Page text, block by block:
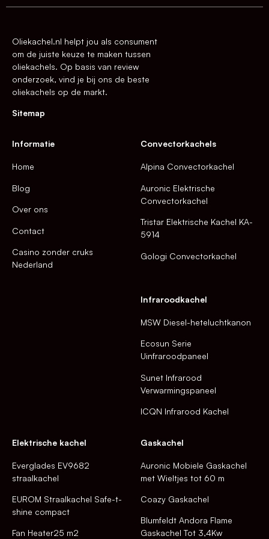
Oliekachel.nl helpt jou als consument
om de juiste keuze te maken tussen
oliekachels. Op basis van review
onderzoek, vind je bij ons de beste
oliekachels op de markt.
Sitemap
Informatie
Home
Blog
Over ons
Contact
Casino zonder cruks
Nederland
Convectorkachels
Alpina Convectorkachel
Auronic Elektrische
Convectorkachel
Tristar Elektrische Kachel KA-
5914
Gologi Convectorkachel
Infraroodkachel
MSW Diesel-heteluchtkanon
Ecosun Serie
Uinfraroodpaneel
Sunet Infrarood
Verwarmingspaneel
ICQN Infrarood Kachel
Elektrische kachel
Everglades EV9682
straalkachel
EUROM Straalkachel Safe-t-
shine compact
Fan Heater25 m2
Gaskachel
Auronic Mobiele Gaskachel
met Wieltjes tot 60 m
Coazy Gaskachel
Blumfeldt Andora Flame
Gaskachel Tot 3,4Kw